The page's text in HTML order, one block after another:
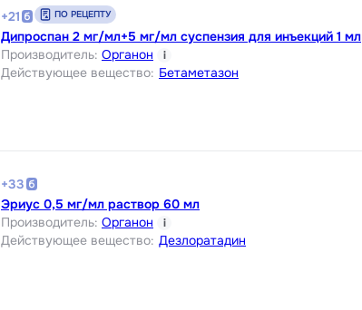
+21 ПО РЕЦЕПТУ
Дипроспан 2 мг/мл+5 мг/мл суспензия для инъекций 1 мл
Производитель: Органон i
Действующее вещество: Бетаметазон
+33
Эриус 0,5 мг/мл раствор 60 мл
Производитель: Органон i
Действующее вещество: Дезлоратадин